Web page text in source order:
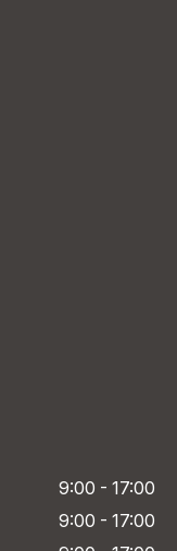
9:00 - 17:00
9:00 - 17:00